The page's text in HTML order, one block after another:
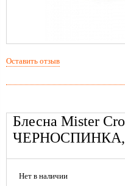
Блесна Mister
ЧЕРНОСПИНКА,
Нет в наличии
Оставить отзыв